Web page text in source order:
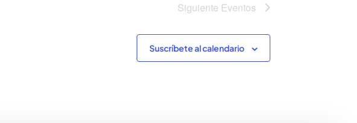
Siguiente Eventos
Suscríbete al calendario